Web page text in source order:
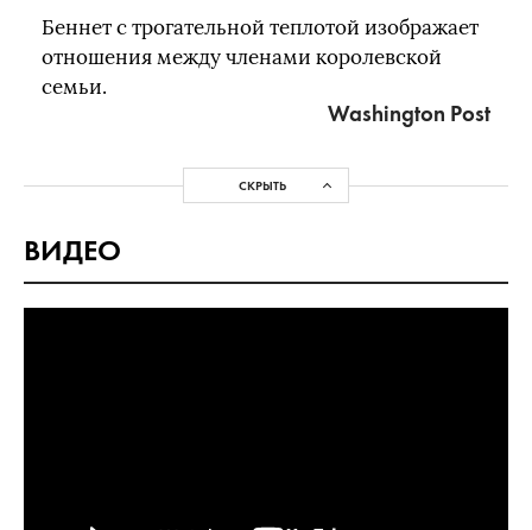
Беннет с трогательной теплотой изображает
отношения между членами королевской
семьи.
Washington Post
СКРЫТЬ
ВИДЕО